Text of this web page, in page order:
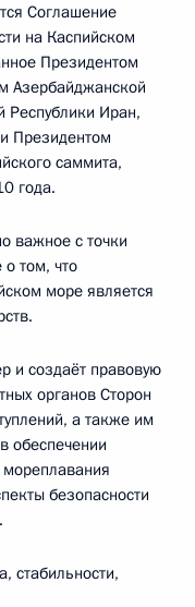
Соглашение
на Каспийском
Президентом
Азербайджанской
Республики Иран,
Президентом
саммита,
года.
важное с точки
том, что
море является
и создаёт правовую
органов Сторон
а также им
обеспечении
мореплавания
безопасности
стабильности,